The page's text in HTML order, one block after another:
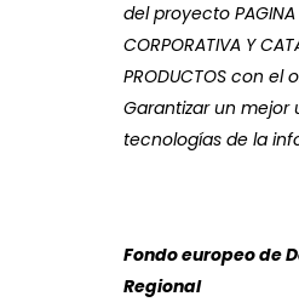
del proyecto PAGINA
CORPORATIVA Y
PRODUCTOS con el
Garantizar un mejor
tecnologías de la
Fondo europeo de
Regional